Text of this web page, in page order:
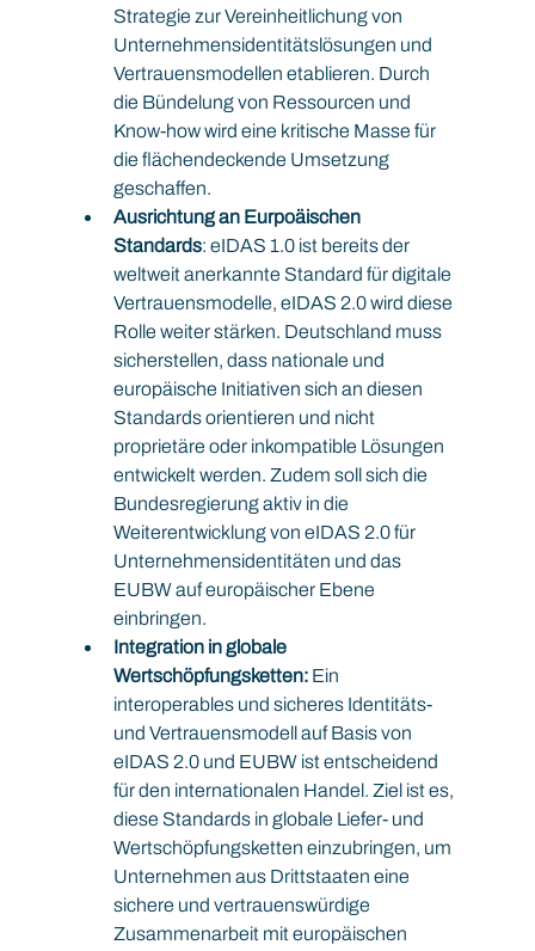
Strategie zur Vereinheitlichung von
Unternehmensidentitätslösungen und
Vertrauensmodellen etablieren. Durch
die Bündelung von Ressourcen und
Know-how wird eine kritische Masse für
die flächendeckende Umsetzung
geschaffen.
Ausrichtung an Eurpoäischen
Standards: eIDAS 1.0 ist bereits der
weltweit anerkannte Standard für digitale
Vertrauensmodelle, eIDAS 2.0 wird diese
Rolle weiter stärken. Deutschland muss
sicherstellen, dass nationale und
europäische Initiativen sich an diesen
Standards orientieren und nicht
proprietäre oder inkompatible Lösungen
entwickelt werden. Zudem soll sich die
Bundesregierung aktiv in die
Weiterentwicklung von eIDAS 2.0 für
Unternehmensidentitäten und das
EUBW auf europäischer Ebene
einbringen.
Integration in globale
Wertschöpfungsketten: Ein
interoperables und sicheres Identitäts-
und Vertrauensmodell auf Basis von
eIDAS 2.0 und EUBW ist entscheidend
für den internationalen Handel. Ziel ist es,
diese Standards in globale Liefer- und
Wertschöpfungsketten einzubringen, um
Unternehmen aus Drittstaaten eine
sichere und vertrauenswürdige
Zusammenarbeit mit europäischen